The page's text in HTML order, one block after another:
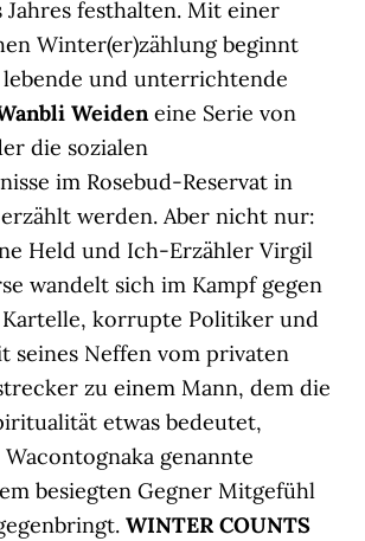
Jahres festhalten. Mit einer
Winter(er)zählung beginnt
und unterrichtende
Weideneine Serie von
die sozialen
im Rosebud-Reservat in
werden. Aber nicht nur:
Held und Ich-Erzähler Virgil
wandelt sich im Kampf gegen
korrupte Politiker und
seines Neffen vom privaten
zu einem Mann, dem die
etwas bedeutet,
genannte
besiegten Gegner Mitgefühl
WINTER COUNTS